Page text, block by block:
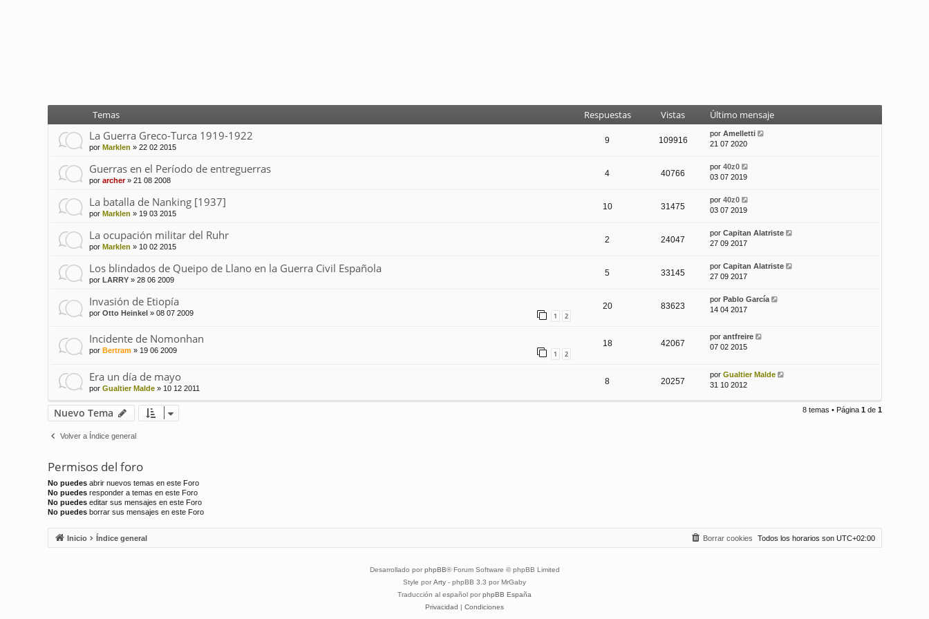
Temas Respuestas Vistas Último mensaje
La Guerra Greco-Turca 1919-1922
por Marklen » 22 02 2015
9 109916
por Amelletti
21 07 2020
Guerras en el Período de entreguerras
por archer» 21 08 2008
4 40766
por 40z0
03 07 2019
La batalla de Nanking [1937]
por Marklen » 19 03 2015
10 31475
por 40z0
03 07 2019
La ocupación militar del Ruhr
por Marklen » 10 02 2015
2 24047
por Capitan Alatriste
27 09 2017
Los blindados de Queipo de Llano en la Guerra Civil Española
por LARRY» 28 06 2009
5 33145
por Capitan Alatriste
27 09 2017
Invasión de Etiopía
por Otto Heinkel » 08 07 2009 1 2
20 83623
por Pablo García
14 04 2017
Incidente de Nomonhan
por Bertram» 19 06 2009 1 2
18 42067
por antfreire
07 02 2015
Era un día de mayo
por Gualtier Malde» 10 12 2011
8 20257
por Gualtier Malde
31 10 2012
Nuevo Tema 8 temas • Página 1de 1
Volver a Índice general
Permisos del foro
No puedesabrir nuevos temas en este Foro
No puedesresponder a temas en este Foro
No puedeseditar sus mensajes en este Foro
No puedesborrar sus mensajes en este Foro
Inicio Índice general Todos los horarios son UTC+02:00
Borrar cookies
Desarrollado por phpBB® Forum Software © phpBB Limited
Style por Arty - phpBB 3.3 por MrGaby
Traducción al español por phpBB España
Privacidad | Condiciones